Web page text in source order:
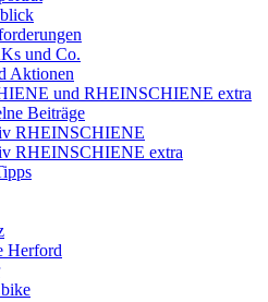
und Co.
Aktionen
und RHEINSCHIENE extra
Beiträge
RHEINSCHIENE
RHEINSCHIENE extra
Herford